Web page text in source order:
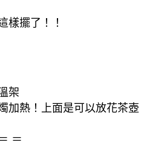
樣擺了！！
架
加熱！上面是可以放花茶壺
＝